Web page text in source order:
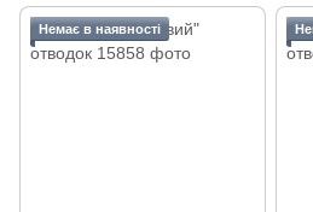
Немає в наявності